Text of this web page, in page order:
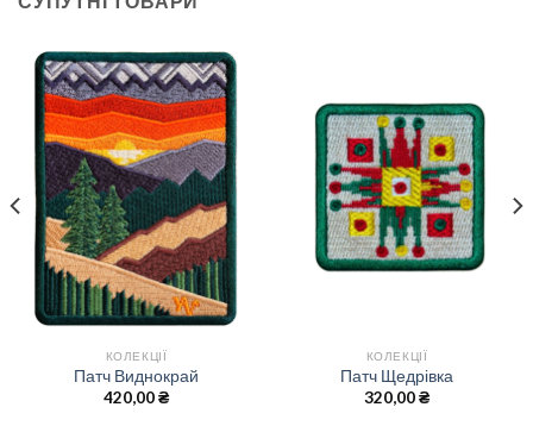
КОЛЕКЦІЇ
Патч Виднокрай
420,00₴
КОЛЕКЦІЇ
Патч Щедрівка
320,00₴